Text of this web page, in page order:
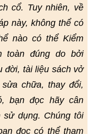
cổ. Tuy nhiên, về
này, không thể có
nào có thể Kiểm
toàn đúng do bởi
đời, tài liệu sách vở
chữa, thay đổi,
bạn đọc hãy cân
dụng. Chúng tôi
đọc có thể tham